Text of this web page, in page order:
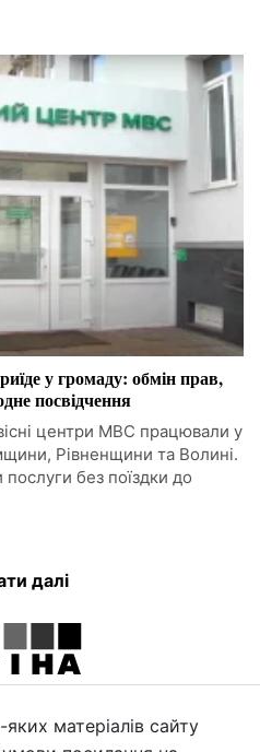
у громаду: обмін прав,
посвідчення
центри МВС працювали у
Рівненщини та Волині.
без поїздки до
далі
матеріалів сайту